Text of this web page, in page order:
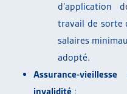
d’application
travail de sorte
salaires
adopté.
Assurance-
invalidité :